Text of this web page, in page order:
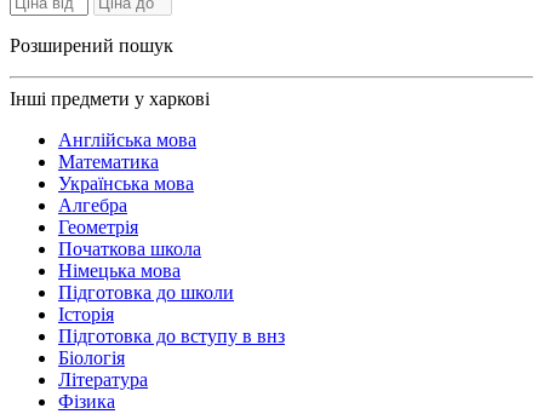
Розширений пошук
Інші предмети у харкові
Англійська мова
Математика
Українська мова
Алгебра
Геометрія
Початкова школа
Німецька мова
Підготовка до школи
Історія
Підготовка до вступу в внз
Біологія
Література
Фізика